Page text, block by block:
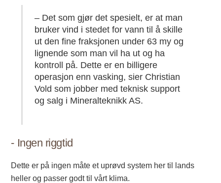
– Det som gjør det spesielt, er at man
bruker vind i stedet for vann til å skille
ut den fine fraksjonen under 63 my og
lignende som man vil ha ut og ha
kontroll på. Dette er en billigere
operasjon enn vasking, sier Christian
Vold som jobber med teknisk support
og salg i Mineralteknikk AS.
- Ingen riggtid
Dette er på ingen måte et uprøvd system her til lands
heller og passer godt til vårt klima.